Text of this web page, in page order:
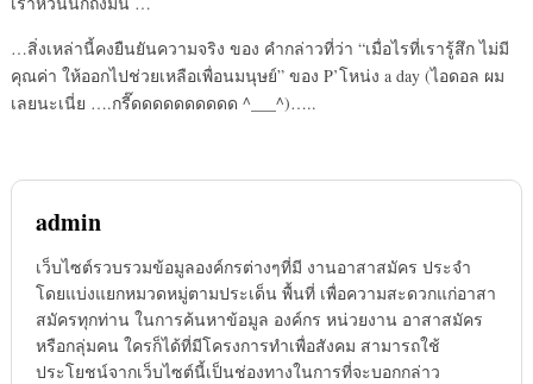
…สิ่งเหล่านี้คงยืนยันความจริง ของ คำกล่าวที่ว่า “เมื่อไรที่เรารู้สึก ไม่มี
คุณค่า ให้ออกไปช่วยเหลือเพื่อนมนุษย์” ของ P’โหน่ง a day (ไอดอล ผม
เลยนะเนี่ย ….กรี๊ดดดดดดดดดด ^___^)…..
admin
เว็บไซต์รวบรวมข้อมูลองค์กรต่างๆที่มี งานอาสาสมัคร ประจำ
โดยแบ่งแยกหมวดหมู่ตามประเด็น พื้นที่ เพื่อความสะดวกแก่อาสา
สมัครทุกท่าน ในการค้นหาข้อมูล องค์กร หน่วยงาน อาสาสมัคร
หรือกลุ่มคน ใครก็ได้ที่มีโครงการทำเพื่อสังคม สามารถใช้
ประโยชน์จากเว็บไซต์นี้เป็นช่องทางในการที่จะบอกกล่าว